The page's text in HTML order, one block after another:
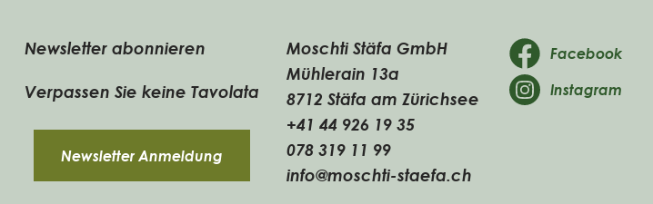
Newsletter abonnieren
Verpassen Sie keine Tavolata
Newsletter Anmeldung
Moschti Stäfa GmbH
Mühlerain 13a
8712 Stäfa am Zürichsee
+41 44 926 19 35
078 319 11 99
info@moschti-staefa.ch
Facebook
Instagram